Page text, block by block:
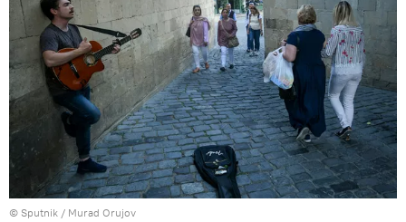
© Sputnik / Murad Orujov